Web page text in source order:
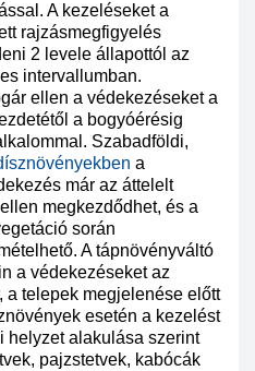
A kezeléseket a
rajzásmegfigyelés
2 levele állapottól az
intervallumban.
ellen a védekezéseket a
a bogyóérésig
Szabadföldi,
a
már az áttelelt
megkezdődhet, és a
során
A tápnövényváltó
a védekezéseket az
a telepek megjelenése előtt
esetén a kezelést
helyzet alakulása szerint
pajzstetvek, kabócák